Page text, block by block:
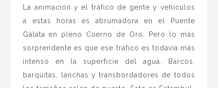
La animación y el tráfico de gente y vehículos
a estas horas es abrumadora en el Puente
Gálata en pleno
Cuerno de Oro. Pero lo más
sorprendente es que ese tráfico es todavía más
intenso en la superficie del agua. Barcos,
barquitas, lanchas y transbordadores de todos